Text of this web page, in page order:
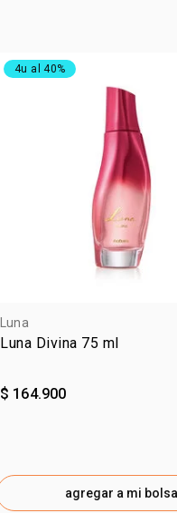
4u al 40%
Luna
Luna Divina 75 ml
$ 164.900
agregar a mi bolsa